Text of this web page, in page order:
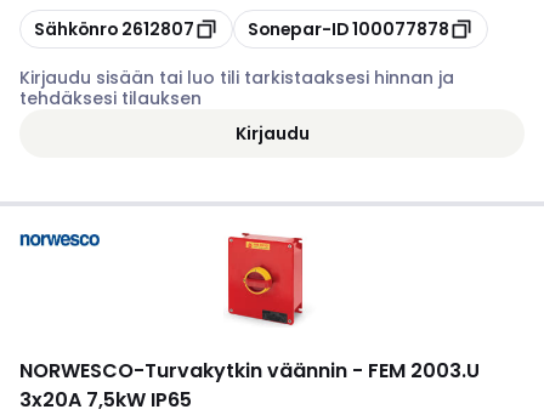
Kopioi
Sähkönro 2612807 Kopioi
Sonepar-ID100077878
Kirjaudu sisään tai luo tili tarkistaaksesi hinnan ja
tehdäksesi tilauksen
Kirjaudu
NORWESCO-Turvakytkin väännin - FEM 2003.U
3x20A 7,5kW IP65